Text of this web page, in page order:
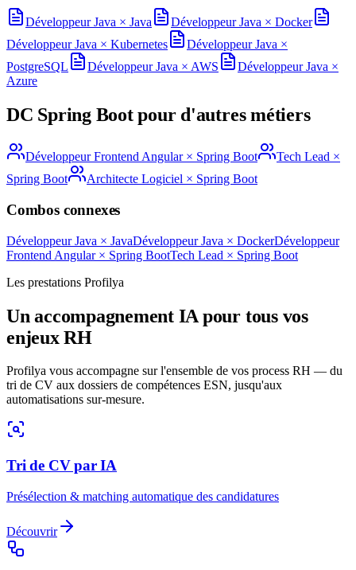
Développeur Java × Java Développeur Java × Docker
Développeur Java × Kubernetes Développeur Java ×
PostgreSQL
Développeur Java × AWS Développeur Java ×
Azure
DC Spring Bootpour d'autres métiers
Développeur Frontend Angular× Spring Boot Tech Lead ×
Spring Boot
Architecte Logiciel × Spring Boot
Combos connexes
Développeur Java × JavaDéveloppeur Java × DockerDéveloppeur
Frontend Angular× Spring BootTech Lead × Spring Boot
Les prestations Profilya
Un accompagnement IA pour tous vos
enjeux RH
Profilya vous accompagne sur l'ensemble de vos process RH — du
tri de CV aux dossiers de compétences ESN, jusqu'aux
automatisations sur-mesure.
Tri de CV par IA
Présélection & matching automatique des candidatures
Découvrir